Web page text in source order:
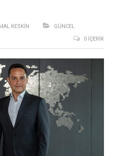
KESKIN
GÜNCEL
0 İÇERIK